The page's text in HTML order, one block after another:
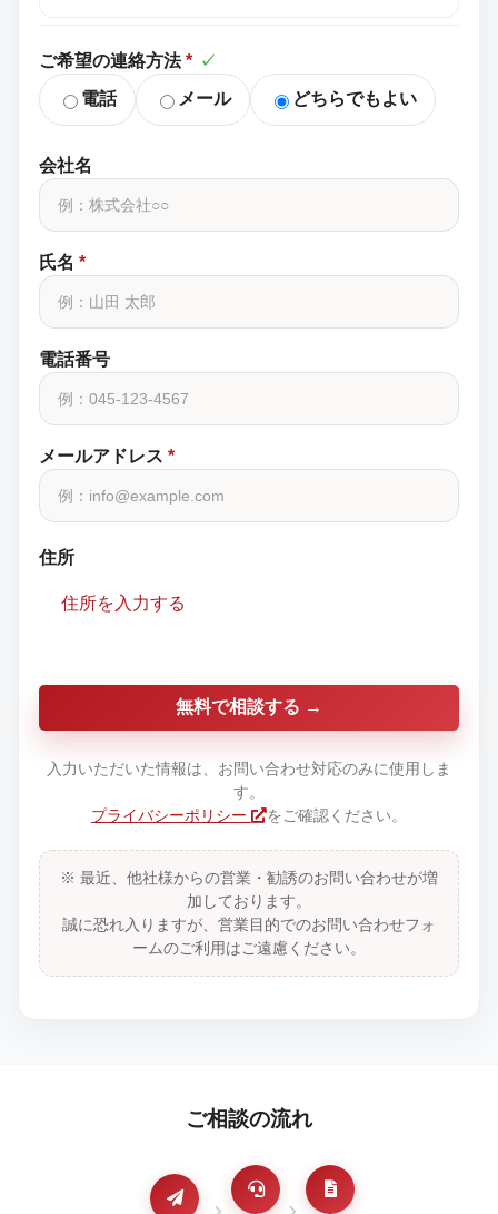
ご希望の連絡方法 * ✓
電話 メール どちらでもよい
会社名
氏名 *
電話番号
メールアドレス *
住所
住所を入力する
無料で相談する
入力いただいた情報は、お問い合わせ対応のみに使用しま
す。
プライバシーポリシー
をご確認ください。
※ 最近、他社様からの営業・勧誘のお問い合わせが増
加しております。
誠に恐れ入りますが、営業目的でのお問い合わせフォ
ームのご利用はご遠慮ください。
ご相談の流れ